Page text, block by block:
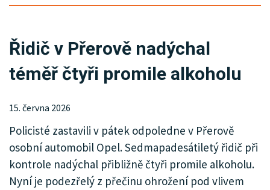
KRIMI
SPORT
KULTURA
SPOLEČNOST
INZERCE
Řidič v Přerově nadýchal
téměř čtyři promile alkoholu
15. června 2026
Policisté zastavili v pátek odpoledne v Přerově
osobní automobil Opel. Sedmapadesátiletý řidič při
kontrole nadýchal přibližně čtyři promile alkoholu.
Nyní je podezřelý z přečinu ohrožení pod vlivem